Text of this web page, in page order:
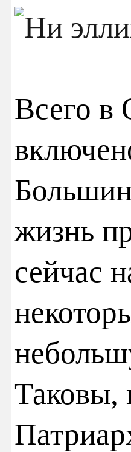
Всего в
жизнь
сейчас
Таковы,